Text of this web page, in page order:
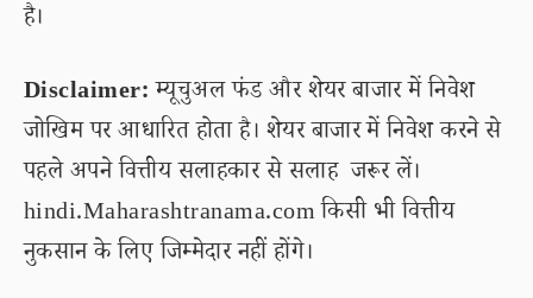
है।
Disclaimer:म्यूचुअल फंड और शेयर बाजार में निवेश
जोखिम पर आधारित होता है। शेयर बाजार में निवेश करने से
पहले अपने वित्तीय सलाहकार से सलाह जरूर लें।
hindi.Maharashtranama.com किसी भी वित्तीय
नुकसान के लिए जिम्मेदार नहीं होंगे।